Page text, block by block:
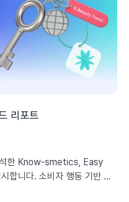
리포트
한 Know-smetics, Easy
합니다. 소비자 행동 기반 트